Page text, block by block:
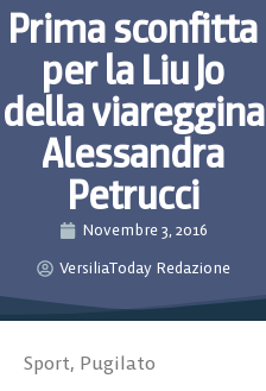
Prima sconfitta
per la Liu Jo
della viareggina
Alessandra
Petrucci
Novembre 3, 2016
VersiliaToday Redazione
Sport, Pugilato